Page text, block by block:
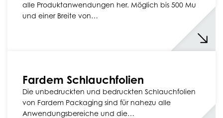
alle Produktanwendungen her. Möglich bis 500 Mu
und einer Breite von…
Fardem Schlauchfolien
Die unbedruckten und bedruckten Schlauchfolien
von Fardem Packaging sind für nahezu alle
Anwendungsbereiche und die…